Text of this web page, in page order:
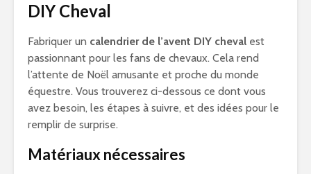
DIY Cheval
Fabriquer un calendrier de l’avent DIY cheval est
passionnant pour les fans de chevaux. Cela rend
l’attente de Noël amusante et proche du monde
équestre. Vous trouverez ci-dessous ce dont vous
avez besoin, les étapes à suivre, et des idées pour le
remplir de surprise.
Matériaux nécessaires